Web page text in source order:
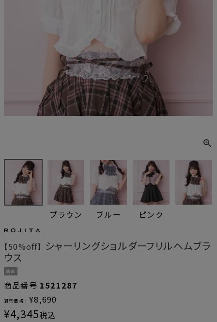
ブラウン ブルー ピンク
【50%off】 シャーリングショルダーフリルヘムブラ
ウス
動画
商品番号 1521287
通常価格 : ¥8,690
¥4,345税込